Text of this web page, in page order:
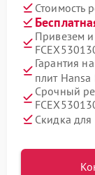
Стоимость
Привезем
Гарантия
плит
Срочный
Скидка для